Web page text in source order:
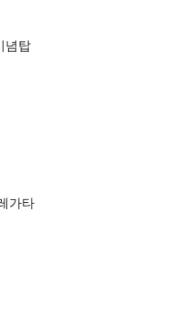
념탑
가타